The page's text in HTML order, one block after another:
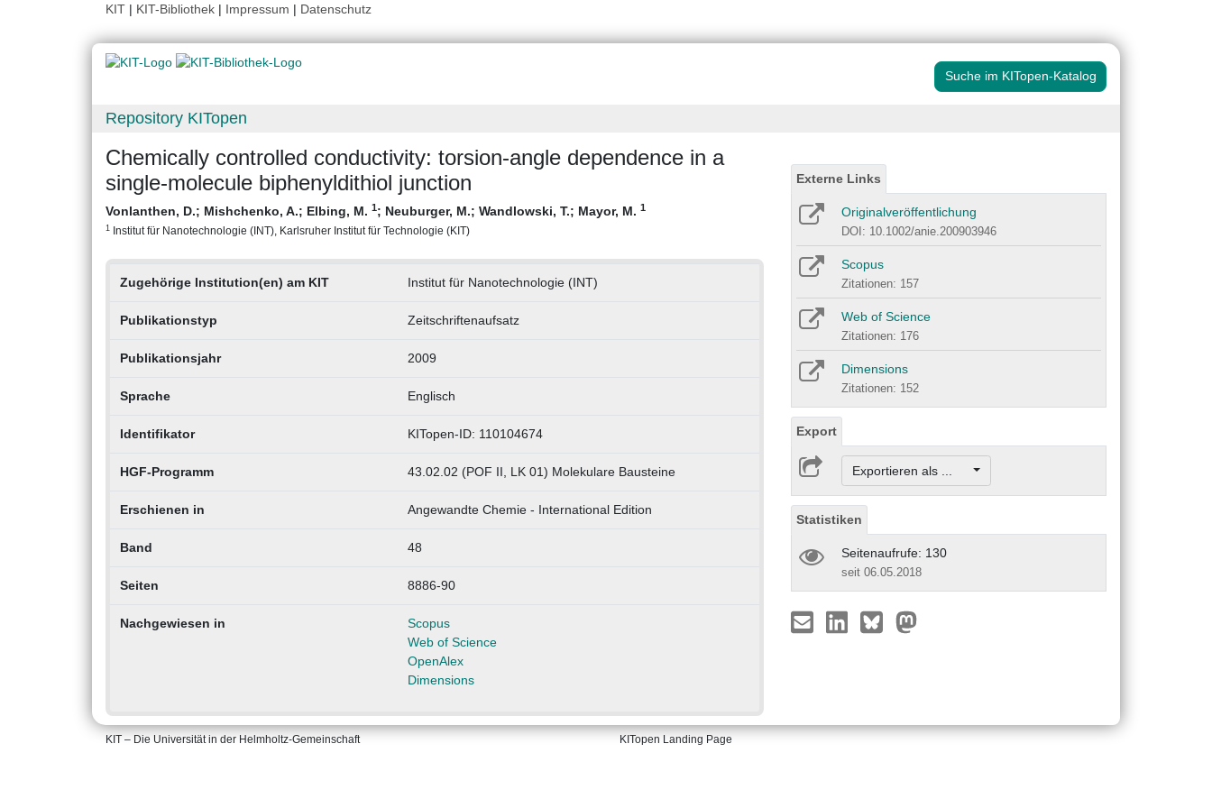
KIT | KIT-Bibliothek | Impressum | Datenschutz
Suche im KITopen-Katalog
Repository KITopen
Chemically controlled conductivity: torsion-angle dependence in a
single-molecule biphenyldithiol junction
Vonlanthen, D.; Mishchenko, A.; Elbing, M. 1; Neuburger, M.; Wandlowski, T.; Mayor, M. 1
1 Institut für Nanotechnologie (INT), Karlsruher Institut für Technologie (KIT)
Zugehörige Institution(en) am KIT Institut für Nanotechnologie (INT)
Publikationstyp Zeitschriftenaufsatz
Publikationsjahr 2009
Sprache Englisch
Identifikator KITopen-ID: 110104674
HGF-Programm 43.02.02 (POF II, LK 01) Molekulare Bausteine
Erschienen in Angewandte Chemie - International Edition
Band 48
Seiten 8886-90
Nachgewiesen in
Scopus
Web of Science
OpenAlex
Dimensions
Externe Links
Originalveröffentlichung
DOI: 10.1002/anie.200903946
Scopus
Zitationen: 157
Web of Science
Zitationen: 176
Dimensions
Zitationen: 152
Export
Exportieren als ...
Statistiken
Seitenaufrufe: 130
seit 06.05.2018
KIT – Die Universität in der Helmholtz-Gemeinschaft KITopen Landing Page